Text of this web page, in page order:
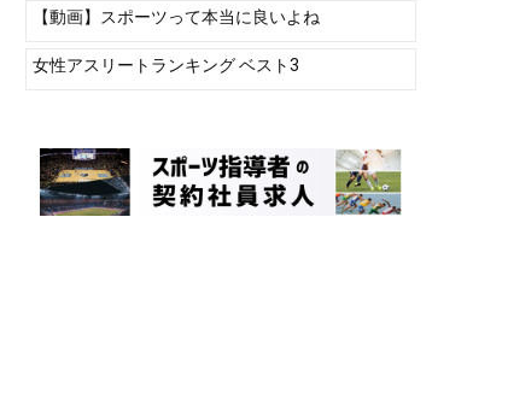
【動画】スポーツって本当に良いよね
女性アスリートランキング ベスト3